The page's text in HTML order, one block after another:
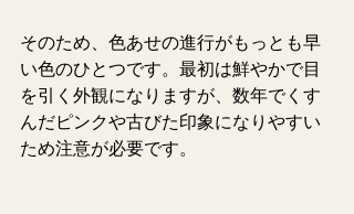
そのため、色あせの進行がもっとも早
い色のひとつです。最初は鮮やかで目
を引く外観になりますが、数年でくす
んだピンクや古びた印象になりやすい
ため注意が必要です。